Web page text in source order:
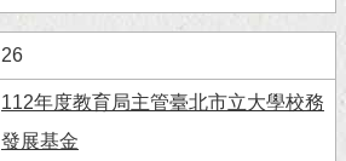
26
112年度教育局主管臺北市立大學校務
發展基金